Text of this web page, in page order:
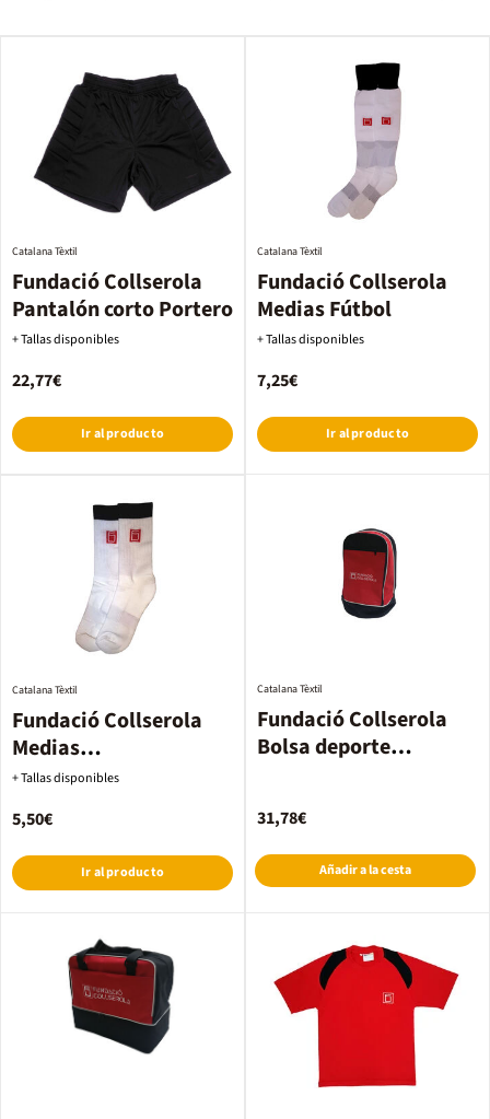
Fundació Collserola
Pantalón corto Portero
Catalana Tèxtil
+ Tallas disponibles
22,77€
Ir al producto
Fundació Collserola
Medias Fútbol
Catalana Tèxtil
+ Tallas disponibles
7,25€
Ir al producto
Fundació Collserola
Medias
Basquet/Handbol/Vole
Catalana Tèxtil
+ Tallas disponibles
5,50€
Ir al producto
Fundació Collserola
Bolsa deporte
Catalana Tèxtil
31,78€
Añadir a la cesta